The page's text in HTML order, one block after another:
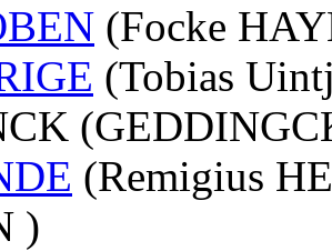
(Focke
(Tobias
(Remigius
)